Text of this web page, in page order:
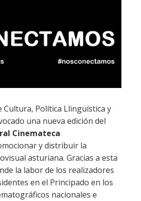
Cultura, Política Llingüística y
una nueva edición del
Cinemateca
y distribuir la
asturiana. Gracias a esta
la labor de los realizadores
en el Principado en los
nacionales e